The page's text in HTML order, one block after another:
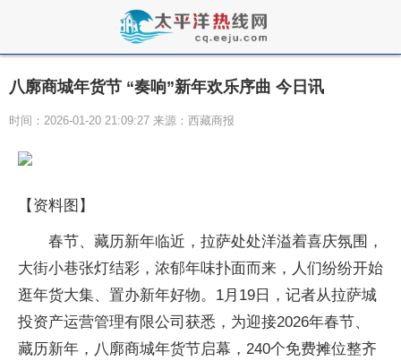
八廓商城年货节 “奏响”新年欢乐序曲 今日讯
时间：2026-01-20 21:09:27 来源：西藏商报
【资料图】
春节、藏历新年临近，拉萨处处洋溢着喜庆氛围，
大街小巷张灯结彩，浓郁年味扑面而来，人们纷纷开始
逛年货大集、置办新年好物。1月19日，记者从拉萨城
投资产运营管理有限公司获悉，为迎接2026年春节、
藏历新年，八廓商城年货节启幕，240个免费摊位整齐